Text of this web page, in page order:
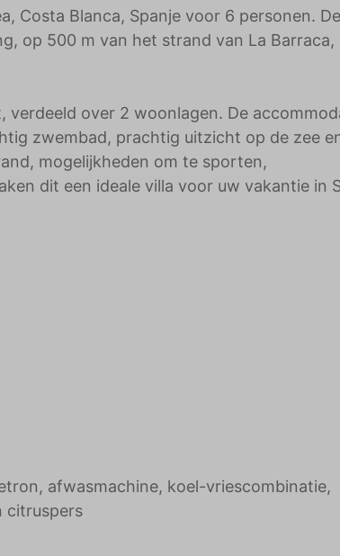
Costa Blanca, Spanje voor 6 personen. De
op 500 m van het strand van La Barraca,
verdeeld over 2 woonlagen. De
zwembad, prachtig uitzicht op de zee
mogelijkheden om te sporten,
dit een ideale villa voor uw vakantie in
afwasmachine, koel-vriescombinatie,
citruspers